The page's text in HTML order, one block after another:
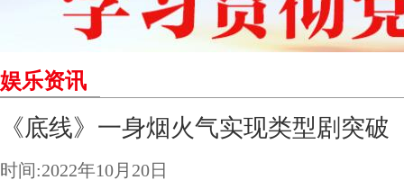
娱乐资讯
《底线》一身烟火气实现类型剧突破
时间:2022年10月20日